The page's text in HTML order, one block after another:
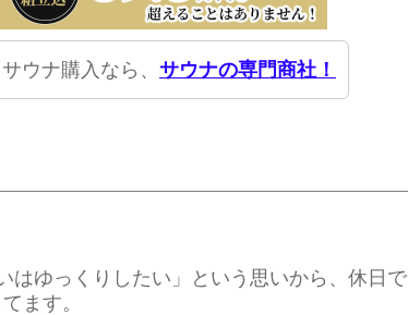
ウナ購入なら、 サウナの専門商社！
はゆっくりしたい」という思いから、休日で
ます。